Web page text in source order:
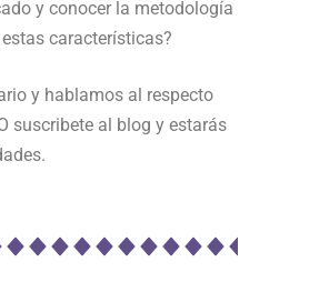
y conocer la metodología
características?
y hablamos al respecto
suscribete al blog y estarás